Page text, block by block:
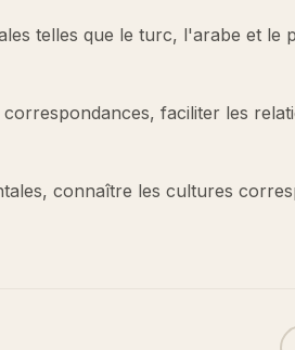
telles que le turc, l'arabe et le
faciliter les
connaître les cultures